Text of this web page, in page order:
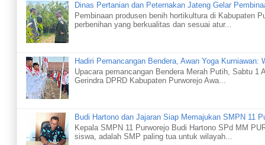
Dinas Pertanian dan Peternakan Jateng Gelar
Pembinaan produsen benih hortikultura di Kabupaten
perbenihan yang berkualitas dan sesuai atur...
Hadiri Pemancangan Bendera, Awan Yoga Kurniawan:
Upacara pemancangan Bendera Merah Putih, Sabtu
Gerindra DPRD Kabupaten Purworejo Awa...
Budi Hartono dan Jajaran Siap Memajukan SMPN 11
Kepala SMPN 11 Purworejo Budi Hartono SPd MM
siswa, adalah SMP paling tua untuk wilayah...